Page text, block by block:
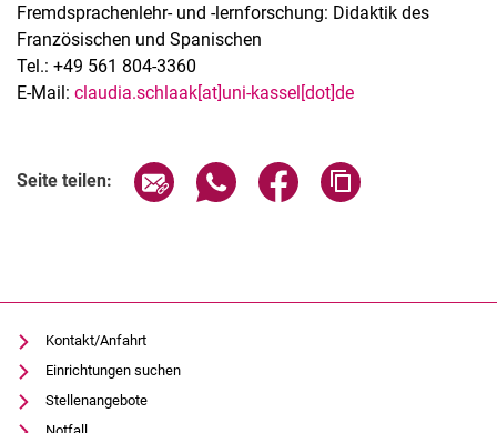
Fremdsprachenlehr- und -lernforschung: Didaktik des
Französischen und Spanischen
Tel.: +49 561 804-3360
E-Mail: claudia.schlaak[at]uni-kassel[dot]de
Seite teilen: Seite über E-Mail teilen
Seite über WhatsApp teilen
Seite über Facebook
Kontakt/Anfahrt
Einrichtungen suchen
Stellenangebote